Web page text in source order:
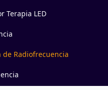
Terapia LED
de Radiofrecuencia